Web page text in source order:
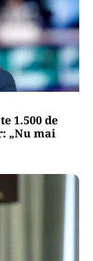
1.500 de
„Nu mai